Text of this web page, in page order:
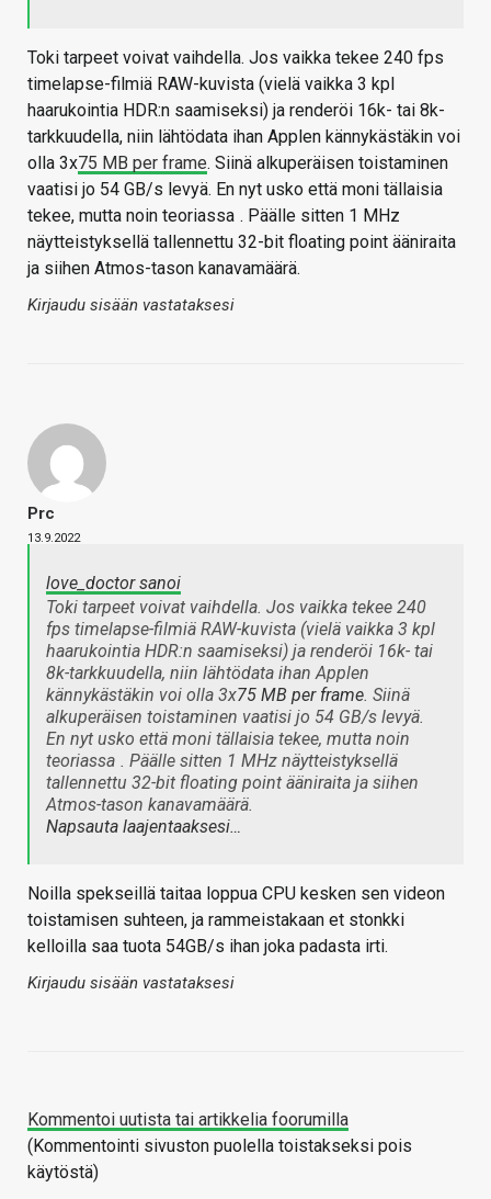
Toki tarpeet voivat vaihdella. Jos vaikka tekee 240 fps
timelapse-filmiä RAW-kuvista (vielä vaikka 3 kpl
haarukointia HDR:n saamiseksi) ja renderöi 16k- tai 8k-
tarkkuudella, niin lähtödata ihan Applen kännykästäkin voi
olla 3x75 MB per frame. Siinä alkuperäisen toistaminen
vaatisi jo 54 GB/s levyä. En nyt usko että moni tällaisia
tekee, mutta noin teoriassa . Päälle sitten 1 MHz
näytteistyksellä tallennettu 32-bit floating point ääniraita
ja siihen Atmos-tason kanavamäärä.
Kirjaudu sisään vastataksesi
Prc
13.9.2022
love_doctor sanoi
Toki tarpeet voivat vaihdella. Jos vaikka tekee 240
fps timelapse-filmiä RAW-kuvista (vielä vaikka 3 kpl
haarukointia HDR:n saamiseksi) ja renderöi 16k- tai
8k-tarkkuudella, niin lähtödata ihan Applen
kännykästäkin voi olla 3x75 MB per frame. Siinä
alkuperäisen toistaminen vaatisi jo 54 GB/s levyä.
En nyt usko että moni tällaisia tekee, mutta noin
teoriassa . Päälle sitten 1 MHz näytteistyksellä
tallennettu 32-bit floating point ääniraita ja siihen
Atmos-tason kanavamäärä.
Napsauta laajentaaksesi…
Noilla spekseillä taitaa loppua CPU kesken sen videon
toistamisen suhteen, ja rammeistakaan et stonkki
kelloilla saa tuota 54GB/s ihan joka padasta irti.
Kirjaudu sisään vastataksesi
Kommentoi uutista tai artikkelia foorumilla
(Kommentointi sivuston puolella toistakseksi pois
käytöstä)